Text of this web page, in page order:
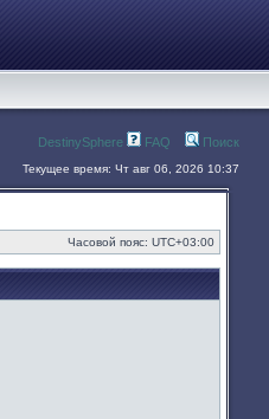
DestinySphere FAQ Поиск
Текущее время: Чт авг 06, 2026 10:37
Часовой пояс: UTC+03:00